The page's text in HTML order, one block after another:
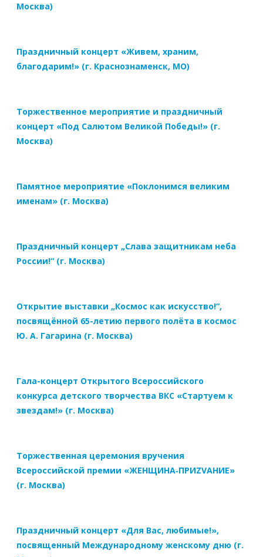
Москва)
Праздничный концерт «Живем, храним,
благодарим!» (г. Краснознаменск, МО)
Торжественное мероприятие и праздничный
концерт «Под Салютом Великой Победы!» (г.
Москва)
Памятное мероприятие «Поклонимся великим
именам» (г. Москва)
Праздничный концерт „Слава защитникам неба
России!“ (г. Москва)
Открытие выставки „Космос как искусство!“,
посвящённой 65-летию первого полёта в космос
Ю. А. Гагарина (г. Москва)
Гала-концерт Открытого Всероссийского
конкурса детского творчества ВКС «Стартуем к
звездам!» (г. Москва)
Торжественная церемония вручения
Всероссийской премии «ЖЕНЩИНА‑ПРИZVАНИЕ»
(г. Москва)
Праздничный концерт «Для Вас, любимые!»,
посвященный Международному женскому дню (г.